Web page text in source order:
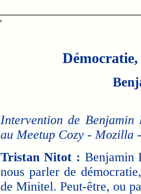
Intervention de
au Meetup Cozy - Mozilla
Tristan Nitot : Benjamin
nous parler de
de Minitel. Peut-être, ou